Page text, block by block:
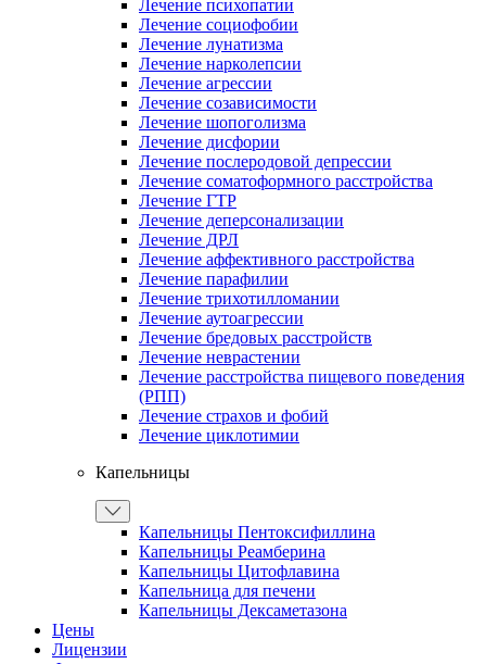
Лечение психопатии
Лечение социофобии
Лечение лунатизма
Лечение нарколепсии
Лечение агрессии
Лечение созависимости
Лечение шопоголизма
Лечение дисфории
Лечение послеродовой депрессии
Лечение соматоформного расстройства
Лечение ГТР
Лечение деперсонализации
Лечение ДРЛ
Лечение аффективного расстройства
Лечение парафилии
Лечение трихотилломании
Лечение аутоагрессии
Лечение бредовых расстройств
Лечение неврастении
Лечение расстройства пищевого поведения
(РПП)
Лечение страхов и фобий
Лечение циклотимии
Капельницы
Капельницы Пентоксифиллина
Капельницы Реамберина
Капельницы Цитофлавина
Капельница для печени
Капельницы Дексаметазона
Цены
Лицензии